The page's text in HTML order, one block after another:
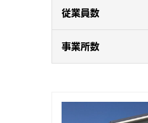
従業員数
事業所数